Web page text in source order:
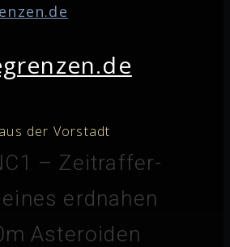
der Vorstadt
– Zeitraffer-
erdnahen
Asteroiden